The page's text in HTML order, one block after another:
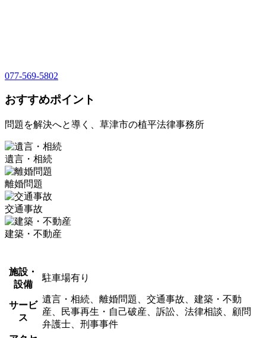
077-569-5802
おすすめポイント
問題を解決へと導く、草津市の植平法律事務所
遺言・相続
離婚問題
交通事故
建築・不動産
施設・
設備
駐車場有り
サービ
ス
遺言・相続、離婚問題、交通事故、建築・不動
産、民事再生・自己破産、訴訟、法律相談、顧問
弁護士、刑事事件